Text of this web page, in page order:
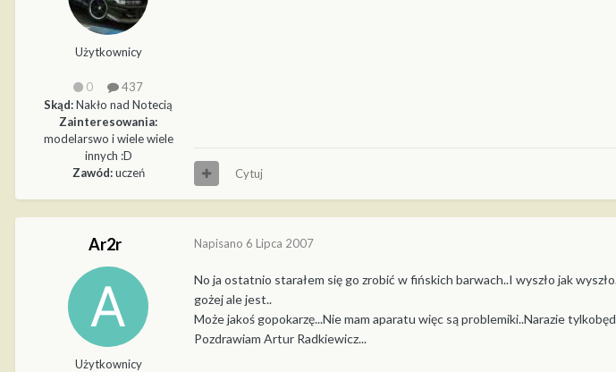
Użytkownicy
0
437
Skąd:Nakło nad Notecią
Zainteresowania:
modelarswo i wiele wiele
innych :D
Zawód:uczeń Cytuj
Ar2r
Użytkownicy
Napisano 6 Lipca 2007
No ja ostatnio starałem się go zrobić w fińskich barwach..I wyszło jak
gożej ale jest..
Może jakoś gopokarzę...Nie mam aparatu więc są problemiki..Narazie
Pozdrawiam Artur Radkiewicz...